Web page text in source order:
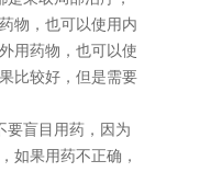
物，也可以使用内
用药物，也可以使
比较好，但是需要
要盲目用药，因为
如果用药不正确，